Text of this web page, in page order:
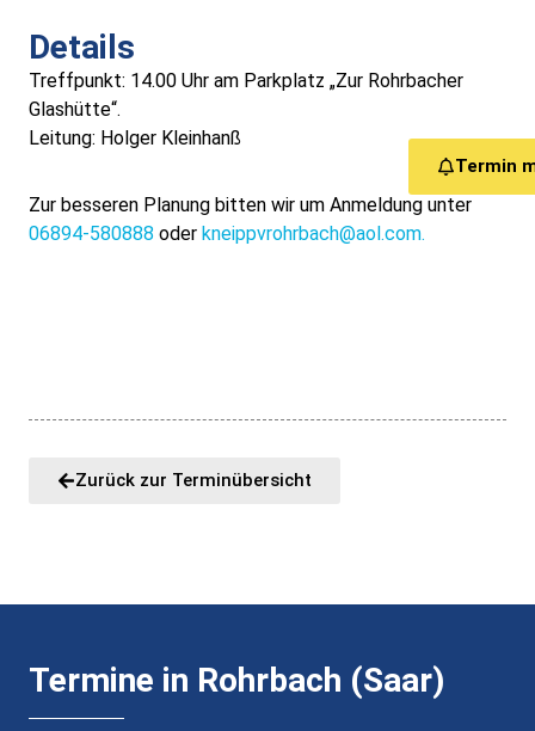
Links
Kontakt
Gästebuch
Details
Treffpunkt: 14.00 Uhr am Parkplatz „Zur Rohrbacher
Glashütte“.
Leitung: Holger Kleinhanß
Zur besseren Planung bitten wir um Anmeldung unter
06894-580888 oder kneippvrohrbach@aol.com.
Zurück zur Terminübersicht
Termin
Termine in Rohrbach (Saar)